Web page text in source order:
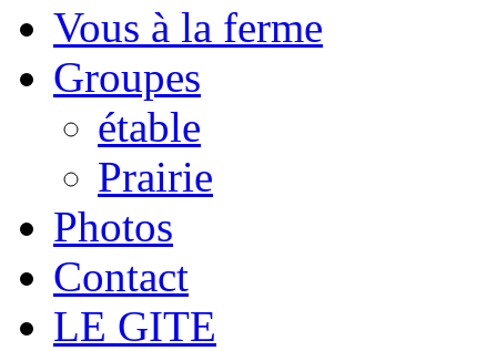
Vous à la ferme
Groupes
étable
Prairie
Photos
Contact
LE GITE